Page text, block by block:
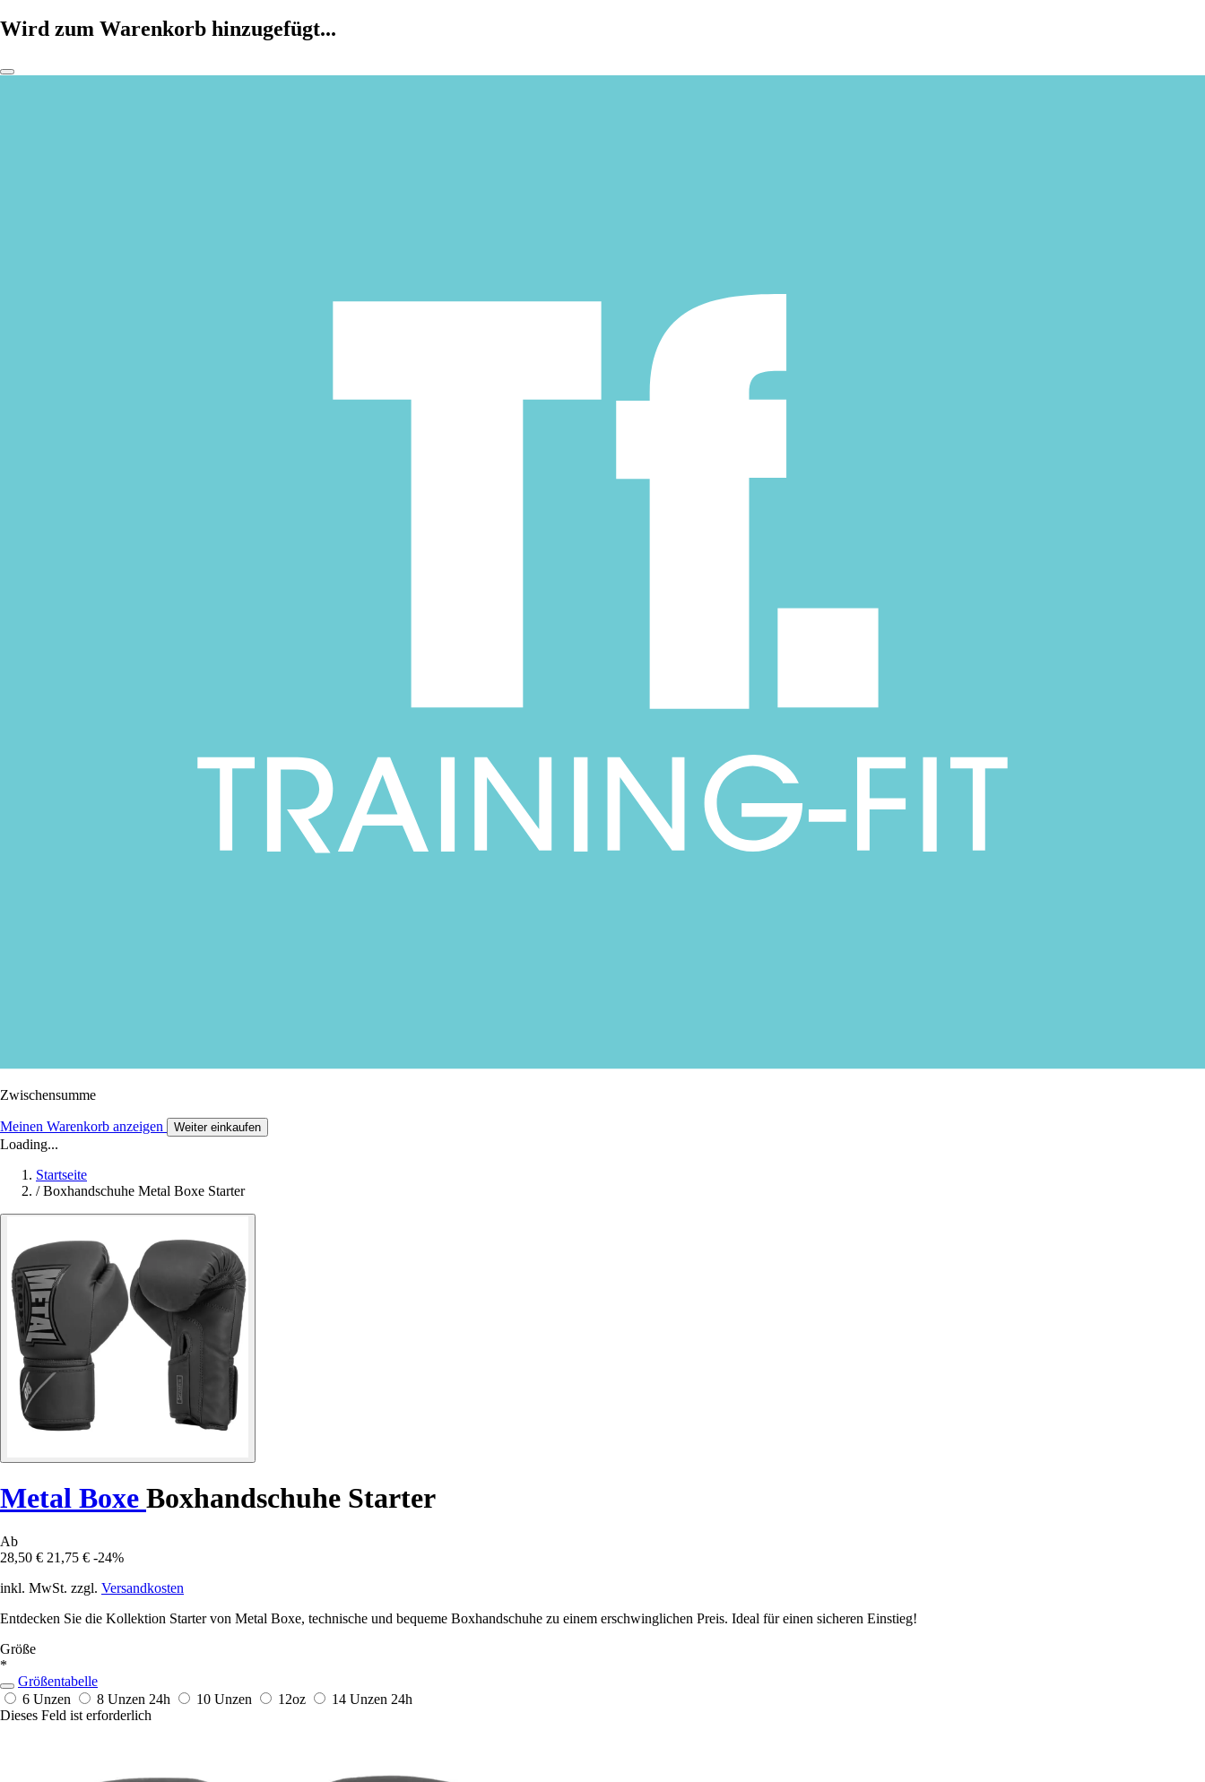
Wird zum Warenkorb hinzugefügt...
Zwischensumme
Meinen Warenkorb anzeigen Weiter einkaufen
Loading...
Startseite
/ Boxhandschuhe Metal Boxe Starter
Metal Boxe Boxhandschuhe Starter
Ab
28,50 € 21,75 € -24%
inkl. MwSt. zzgl. Versandkosten
Entdecken Sie die Kollektion Starter von Metal Boxe, technische und bequeme Boxhandschuhe zu einem erschwinglichen Preis. Ideal für einen sicheren Einstieg!
Größe
*
Größentabelle
6 Unzen
8 Unzen 24h 10 Unzen 12oz 14 Unzen 24h
Dieses Feld ist erforderlich